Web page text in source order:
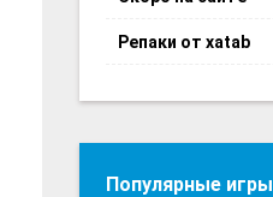
Репаки от xatab
Популярные игры